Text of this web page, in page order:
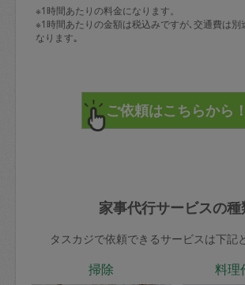
※1時間あたりの料金になります。
※1時間あたりの金額は税込みですが､交通費は別
なります｡
家事代行サービスの種
タスカジで依頼できるサービスは下記
掃除 料理